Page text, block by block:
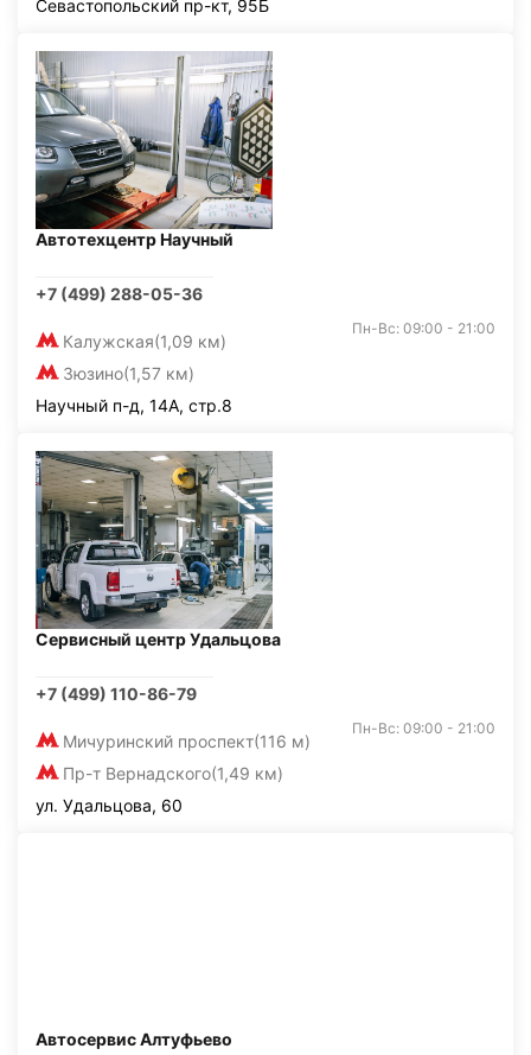
Севастопольский пр-кт, 95Б
Автотехцентр Научный
+7 (499) 288-05-36
Калужская(1,09 км)
Зюзино(1,57 км)
Пн-Вс: 09:00 - 21:00
Научный п-д, 14А, стр.8
Сервисный центр Удальцова
+7 (499) 110-86-79
Мичуринский проспект(116 м)
Пр-т Вернадского(1,49 км)
Пн-Вс: 09:00 - 21:00
ул. Удальцова, 60
Автосервис Алтуфьево